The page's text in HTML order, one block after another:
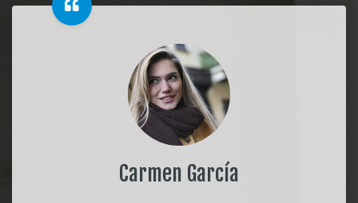
Carmen García